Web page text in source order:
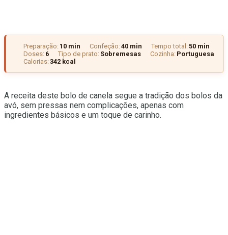
Preparação: 10 min Confeção:40 min Tempo total:50 min
Doses: 6 Tipo de prato: Sobremesas Cozinha: Portuguesa
Calorias:342 kcal
A receita deste bolo de canela segue a tradição dos bolos da
avó, sem pressas nem complicações, apenas com
ingredientes básicos e um toque de carinho.